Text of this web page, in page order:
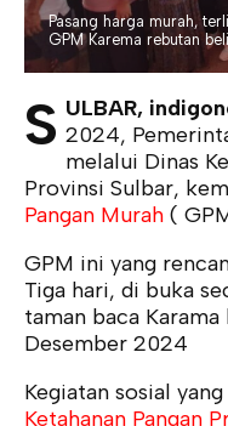
Pasang harga murah,
GPM Karema rebutan
S ULBAR,
2024,
melalui Dinas
Provinsi Sulbar,
Pangan Murah (
GPM ini yang
Tiga hari, di buka
taman baca
Desember 2024
Kegiatan sosial
Ketahanan Pangan